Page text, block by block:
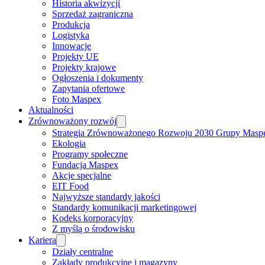
Historia akwizycji
Sprzedaż zagraniczna
Produkcja
Logistyka
Innowacje
Projekty UE
Projekty krajowe
Ogłoszenia i dokumenty
Zapytania ofertowe
Foto Maspex
Aktualności
Zrównoważony rozwój
Strategia Zrównoważonego Rozwoju 2030 Grupy
Ekologia
Programy społeczne
Fundacja Maspex
Akcje specjalne
EIT Food
Najwyższe standardy jakości
Standardy komunikacji marketingowej
Kodeks korporacyjny
Z myślą o środowisku
Kariera
Działy centralne
Zakłady produkcyjne i magazyny